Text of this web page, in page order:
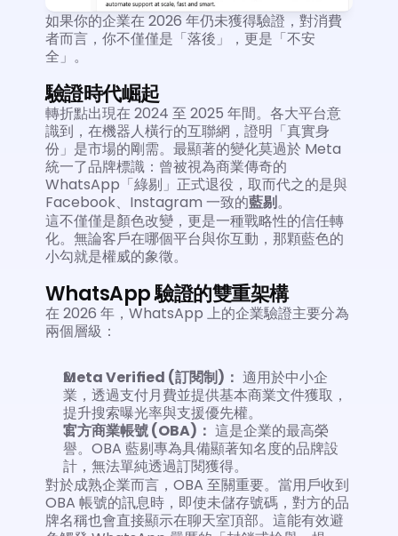
如果你的企業在 2026 年仍未獲得驗證，對消費
者而言，你不僅僅是「落後」，更是「不安
全」。
驗證時代崛起
轉折點出現在 2024 至 2025 年間。各大平台意
識到，在機器人橫行的互聯網，證明「真實身
份」是市場的剛需。最顯著的變化莫過於 Meta
統一了品牌標識：曾被視為商業傳奇的
WhatsApp「綠剔」正式退役，取而代之的是與
Facebook、Instagram 一致的藍剔。
這不僅僅是顏色改變，更是一種戰略性的信任轉
化。無論客戶在哪個平台與你互動，那顆藍色的
小勾就是權威的象徵。
WhatsApp 驗證的雙重架構
在 2026 年，WhatsApp 上的企業驗證主要分為
兩個層級：
Meta Verified (訂閱制)： 適用於中小企
業，透過支付月費並提供基本商業文件獲取，
提升搜索曝光率與支援優先權。
官方商業帳號 (OBA)： 這是企業的最高榮
譽。OBA 藍剔專為具備顯著知名度的品牌設
計，無法單純透過訂閱獲得。
對於成熟企業而言，OBA 至關重要。當用戶收到
OBA 帳號的訊息時，即使未儲存號碼，對方的品
牌名稱也會直接顯示在聊天室頂部。這能有效避